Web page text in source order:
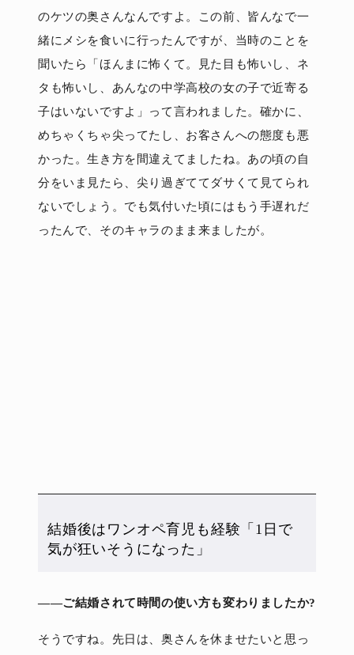
のケツの奥さんなんですよ。この前、皆んなで一
緒にメシを食いに行ったんですが、当時のことを
聞いたら「ほんまに怖くて。見た目も怖いし、ネ
タも怖いし、あんなの中学高校の女の子で近寄る
子はいないですよ」って言われました。確かに、
めちゃくちゃ尖ってたし、お客さんへの態度も悪
かった。生き方を間違えてましたね。あの頃の自
分をいま見たら、尖り過ぎててダサくて見てられ
ないでしょう。でも気付いた頃にはもう手遅れだ
ったんで、そのキャラのまま来ましたが。
結婚後はワンオペ育児も経験「1日で
気が狂いそうになった」
――ご結婚されて時間の使い方も変わりましたか?
そうですね。先日は、奥さんを休ませたいと思っ